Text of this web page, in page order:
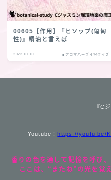
00605【作用】『ヒソップ(匍匐
性)』精油と言えば
2023.01.01 ■アロマハーブ４択クイズ
『C
Youtube：https://youtu.be/
香りの色を通して記憶を呼び
ここは、“またね”の光を覚